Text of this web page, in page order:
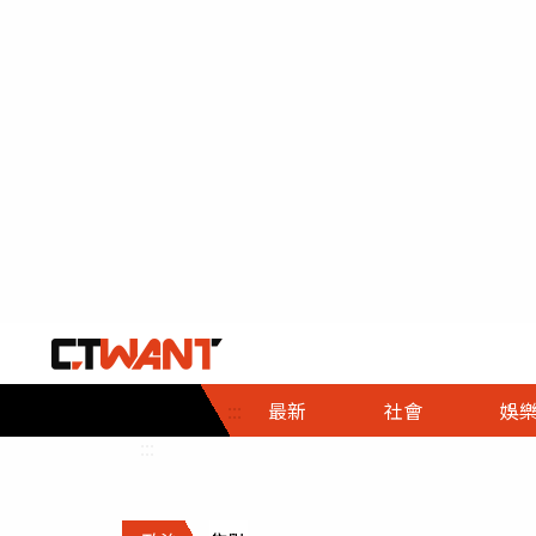
::: 最新 社會
社會首頁
時事
調查
娛樂
娛樂首頁
即時
財經首頁
熱線
政